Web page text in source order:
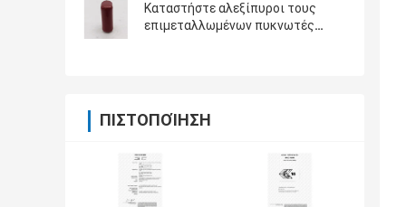
Καταστήστε αλεξίπυροι τους
επιμεταλλωμένων πυκνωτές
ΠΙΣΤΟΠΟΊΗΣΗ